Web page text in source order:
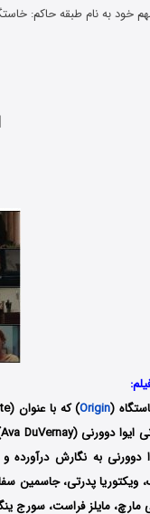
خود به نام طبقه حاکم:
(
Origin) که با عنوان (Caste) نیز شناخته می‌شود، یک فیلم تاریخی و
دوورنی به نگارش
ویکتوریا پدرتی، جاسمین
مارچ، مایلز فراست، سورج